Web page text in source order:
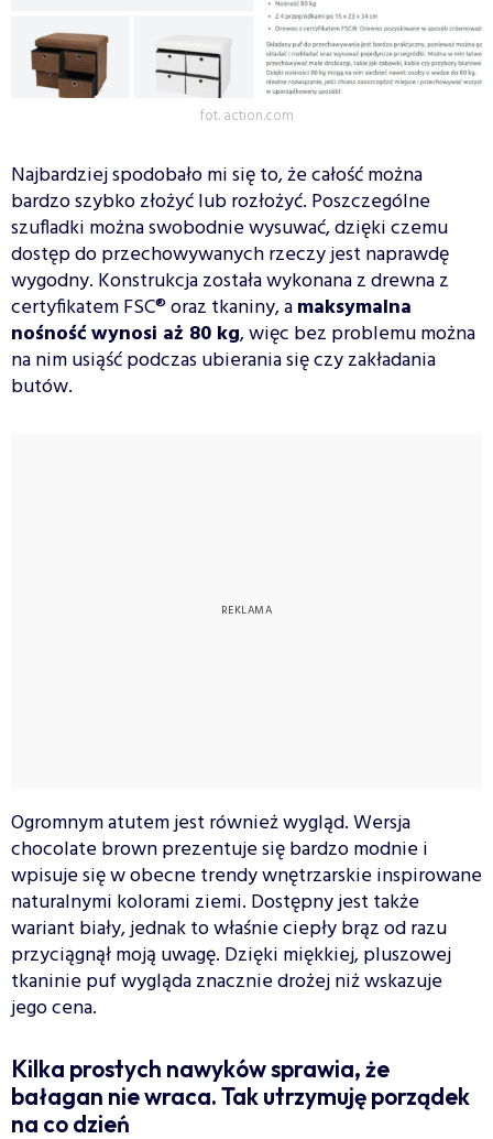
fot. action.com
Najbardziej spodobało mi się to, że całość można
bardzo szybko złożyć lub rozłożyć. Poszczególne
szufladki można swobodnie wysuwać, dzięki czemu
dostęp do przechowywanych rzeczy jest naprawdę
wygodny. Konstrukcja została wykonana z drewna z
certyfikatem FSC® oraz tkaniny, amaksymalna
nośność wynosi aż 80 kg, więc bez problemu można
na nim usiąść podczas ubierania się czy zakładania
butów.
Ogromnym atutem jest również wygląd. Wersja
chocolate brown prezentuje się bardzo modnie i
wpisuje się w obecne trendy wnętrzarskie inspirowane
naturalnymi kolorami ziemi. Dostępny jest także
wariant biały, jednak to właśnie ciepły brąz od razu
przyciągnął moją uwagę. Dzięki miękkiej, pluszowej
tkaninie puf wygląda znacznie drożej niż wskazuje
jego cena.
Kilka prostych nawyków sprawia, że
bałagan nie wraca. Tak utrzymuję porządek
na co dzień